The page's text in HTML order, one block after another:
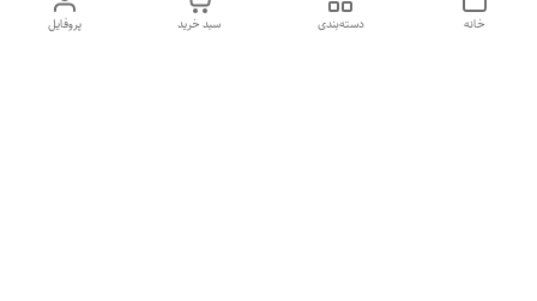
پروفایل سبد خرید دسته‌بندی خانه